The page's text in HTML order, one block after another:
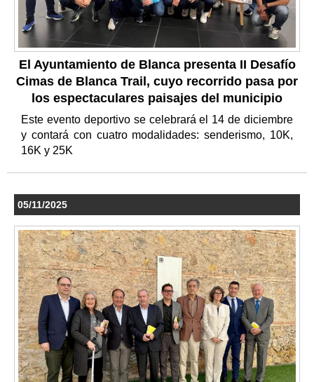
El Ayuntamiento de Blanca presenta II Desafío
Cimas de Blanca Trail, cuyo recorrido pasa por
los espectaculares paisajes del municipio
Este evento deportivo se celebrará el 14 de diciembre
y contará con cuatro modalidades: senderismo, 10K,
16K y 25K
05/11/2025